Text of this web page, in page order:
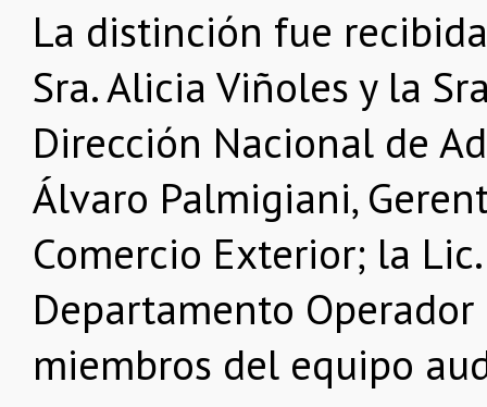
La distinción fue
Sra. Alicia Viñoles y la
Dirección Nacional de
Álvaro Palmigiani,
Comercio Exterior; la
Departamento
miembros del equipo